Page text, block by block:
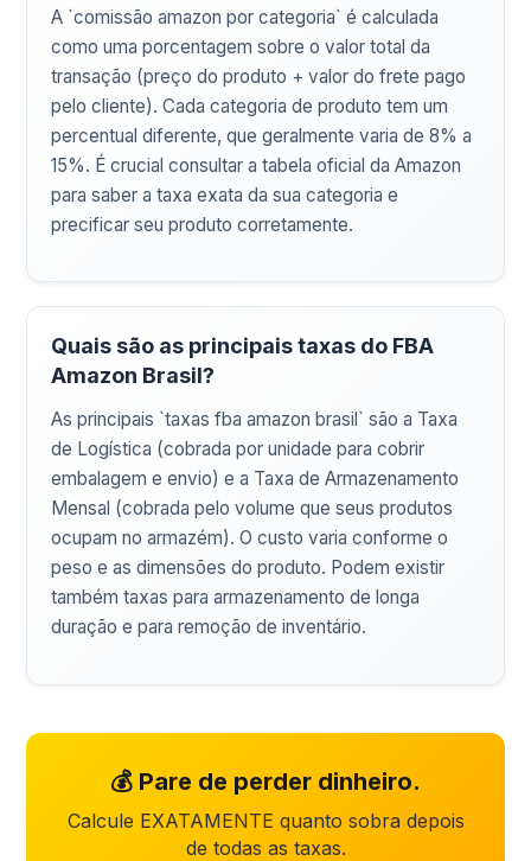
A `comissão amazon por categoria` é calculada
como uma porcentagem sobre o valor total da
transação (preço do produto + valor do frete pago
pelo cliente). Cada categoria de produto tem um
percentual diferente, que geralmente varia de 8% a
15%. É crucial consultar a tabela oficial da Amazon
para saber a taxa exata da sua categoria e
precificar seu produto corretamente.
Quais são as principais taxas do FBA
Amazon Brasil?
As principais `taxas fba amazon brasil` são a Taxa
de Logística (cobrada por unidade para cobrir
embalagem e envio) e a Taxa de Armazenamento
Mensal (cobrada pelo volume que seus produtos
ocupam no armazém). O custo varia conforme o
peso e as dimensões do produto. Podem existir
também taxas para armazenamento de longa
duração e para remoção de inventário.
💰 Pare de perder dinheiro.
Calcule EXATAMENTE quanto sobra depois
de todas as taxas.